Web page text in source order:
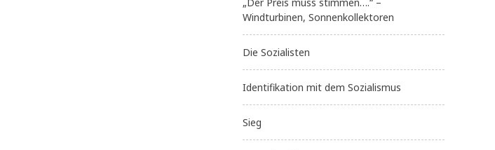
Windturbinen, Sonnenkollektoren
Die Sozialisten
Identifikation mit dem Sozialismus
Sieg